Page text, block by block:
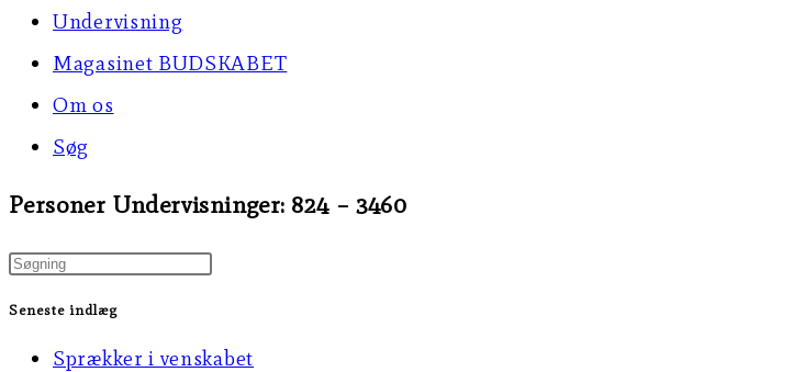
Undervisning
Magasinet BUDSKABET
Om os
Søg
Personer Undervisninger: 824 – 3460
Press
to
Seneste indlæg
Sprækker i venskabet